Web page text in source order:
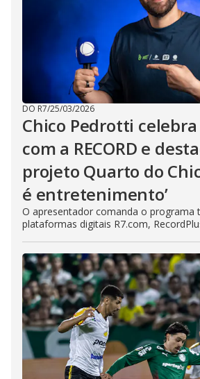
DO R7/25/03/2026
Chico Pedrotti
com a RECORD e
projeto Quarto do
é entretenimento’
O apresentador comanda o programa
plataformas digitais R7.com,